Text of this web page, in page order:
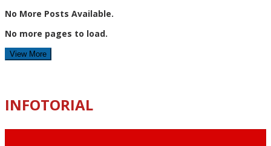
No More Posts Available.
No more pages to load.
View More
INFOTORIAL